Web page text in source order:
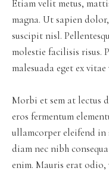
Etiam velit metus,
magna. Ut sapien
suscipit nisl.
molestie facilisis risus.
malesuada eget ex
Morbi et sem at lectus
eros fermentum
ullamcorper eleifend in
diam nec nibh
enim. Mauris erat